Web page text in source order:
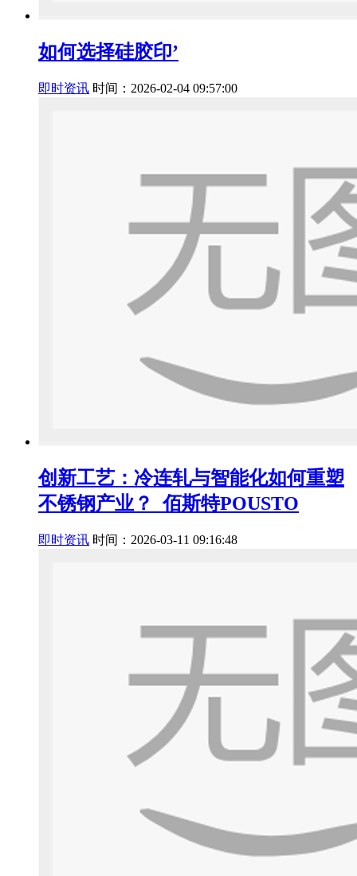
如何选择硅胶印’
即时资讯 时间：2026-02-04 09:57:00
创新工艺：冷连轧与智能化如何重塑
不锈钢产业？_佰斯特POUSTO
即时资讯 时间：2026-03-11 09:16:48